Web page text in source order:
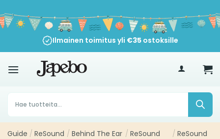
sisältöön
Ilmainen toimitus yli €35ostoksille
Products
search
Guide / ReSound / Behind The Ear / ReSound
/ ReSound